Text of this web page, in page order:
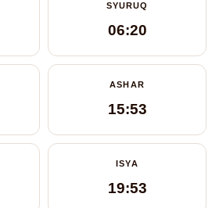
SYURUQ
06:20
ASHAR
15:53
ISYA
19:53